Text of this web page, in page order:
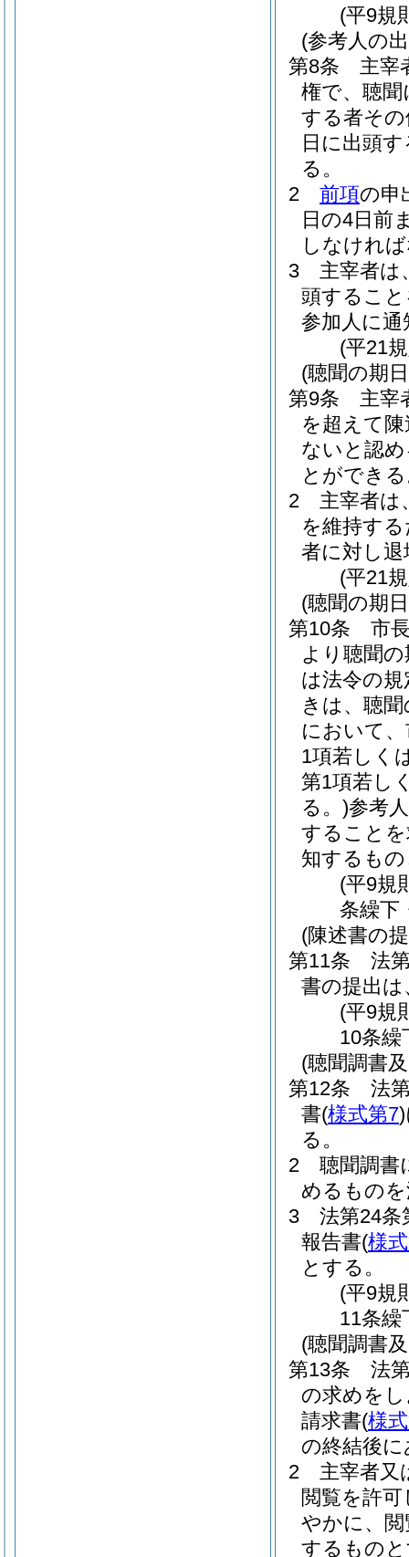
(平9規
(参考人の
第8条
主宰
権で、聴
する者そ
日に出頭
る。
2
前項の申
日の4日前
しなけれ
3
主宰者は
頭するこ
参加人に
(平21
(聴聞の期
第9条
主宰
を超えて
ないと認
とができ
2
主宰者は
を維持す
者に対し
(平21
(聴聞の期
第10条
市
より聴聞
は法令の
きは、聴
において
1項若しく
第1項若し
る。)参考人
すること
知するも
(平9規
条繰下
(陳述書の
第11条
法
書の提出は
(平9規
10条繰
(聴聞調書
第12条
法
書(様式第7)
る。
2
聴聞調書
めるもの
3
法第24条
報告書(様
とする。
(平9規
11条繰
(聴聞調書
第13条
法
の求めを
請求書(様
の終結後
2
主宰者又
閲覧を許
やかに、
するもの